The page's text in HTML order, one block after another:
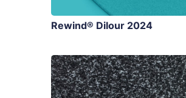
Rewind® Dilour 2024